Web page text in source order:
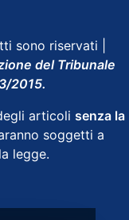
sono riservati |
del Tribunale
2015.
articoli senza la
soggetti a
legge.